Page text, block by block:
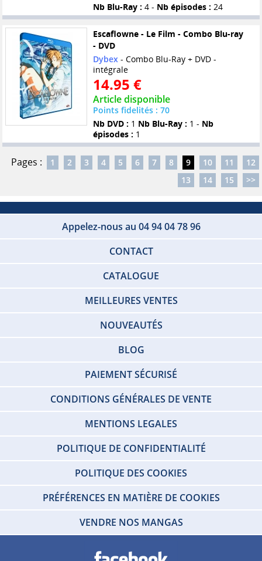
Nb Blu-Ray : 4 - Nb épisodes : 24
Escaflowne - Le Film - Combo Blu-ray
- DVD
Dybex- Combo Blu-Ray + DVD -
intégrale
14.95 €
Article disponible
Points fidelités : 70
Nb DVD : 1 Nb Blu-Ray : 1 - Nb
épisodes : 1
Pages : 1 2 3 4 5 6 7 8 9 10 11
12
13
14 15 >>
Appelez-nous au 04 94 04 78 96
CONTACT
CATALOGUE
MEILLEURES VENTES
NOUVEAUTÉS
BLOG
PAIEMENT SÉCURISÉ
CONDITIONS GÉNÉRALES DE VENTE
MENTIONS LEGALES
POLITIQUE DE CONFIDENTIALITÉ
POLITIQUE DES COOKIES
PRÉFÉRENCES EN MATIÈRE DE COOKIES
VENDRE NOS MANGAS